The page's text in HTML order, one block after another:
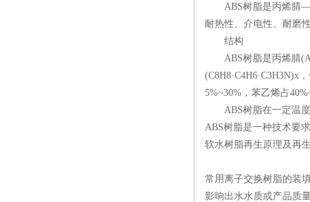
ABS树脂是丙烯腈—丁
耐热性、介电性、耐磨
结构
ABS树脂是丙烯腈
(C8H8·C4H6·C3H3N)x
5%~30%，苯乙烯占
ABS树脂在一定温度
ABS树脂是一种技术要
软水树脂再生原理及再
常用离子交换树脂的装
影响出水水质或产品质